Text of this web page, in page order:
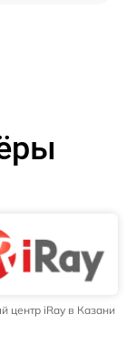
центр iRay в Казани